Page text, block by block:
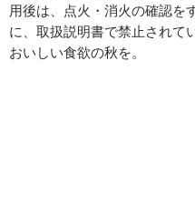
用後は、点火・消火の確認
に、取扱説明書で禁止されて
おいしい食欲の秋を。